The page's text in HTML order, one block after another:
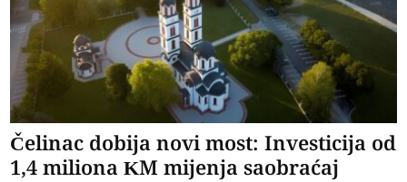
Čelinac dobija novi most: Investicija od
1,4 miliona KM mijenja saobraćaj